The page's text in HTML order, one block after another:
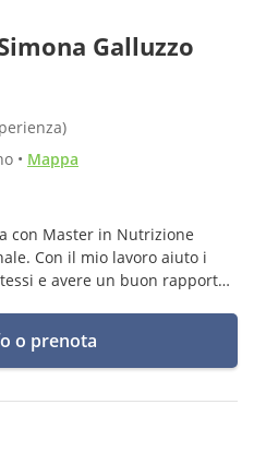
Galluzzo
• Mappa
con Master in Nutrizione
Con il mio lavoro aiuto i
e avere un buon rapporto
o prenota